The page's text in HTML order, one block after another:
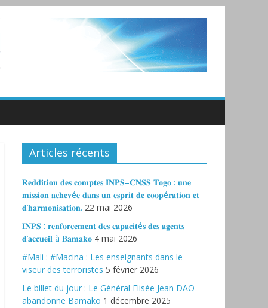
Articles récents
𝐑𝐞𝐝𝐝𝐢𝐭𝐢𝐨𝐧 𝐝𝐞𝐬 𝐜𝐨𝐦𝐩𝐭𝐞𝐬 𝐈𝐍𝐏𝐒–𝐂𝐍𝐒𝐒 𝐓𝐨𝐠𝐨 : 𝐮𝐧𝐞
𝐦𝐢𝐬𝐬𝐢𝐨𝐧 𝐚𝐜𝐡𝐞𝐯é𝐞 𝐝𝐚𝐧𝐬 𝐮𝐧 𝐞𝐬𝐩𝐫𝐢𝐭 𝐝𝐞 𝐜𝐨𝐨𝐩é𝐫𝐚𝐭𝐢𝐨𝐧 𝐞𝐭
𝐝’𝐡𝐚𝐫𝐦𝐨𝐧𝐢𝐬𝐚𝐭𝐢𝐨𝐧. 22 mai 2026
𝐈𝐍𝐏𝐒 : 𝐫𝐞𝐧𝐟𝐨𝐫𝐜𝐞𝐦𝐞𝐧𝐭 𝐝𝐞𝐬 𝐜𝐚𝐩𝐚𝐜𝐢𝐭é𝐬 𝐝𝐞𝐬 𝐚𝐠𝐞𝐧𝐭𝐬
𝐝’𝐚𝐜𝐜𝐮𝐞𝐢𝐥 à 𝐁𝐚𝐦𝐚𝐤𝐨 4 mai 2026
#Mali : #Macina : Les enseignants dans le
viseur des terroristes 5 février 2026
‎Le billet du jour : Le Général Elisée Jean DAO
abandonne Bamako 1 décembre 2025